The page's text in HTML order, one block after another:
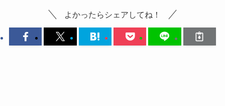
よかったらシェアしてね！